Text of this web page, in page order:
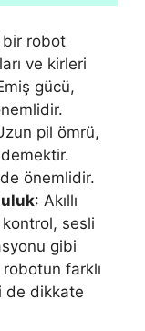
bir robot
ve kirleri
gücü,
pil ömrü,
de önemlidir.
: Akıllı
sesli
gibi
farklı
de dikkate